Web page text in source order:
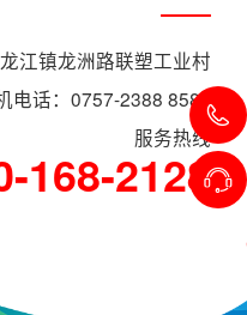
江镇龙洲路联塑工业村
电话：0757-2388 8588
服务热线
168-2128